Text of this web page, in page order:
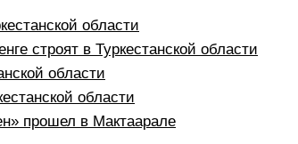
области
строят в Туркестанской области
области
области
прошел в Мактаарале